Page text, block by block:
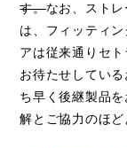
す。なお、スト
は、フィッティ
アは従来通りセ
お待たせしてい
ち早く後継製品
解とご協力のほど